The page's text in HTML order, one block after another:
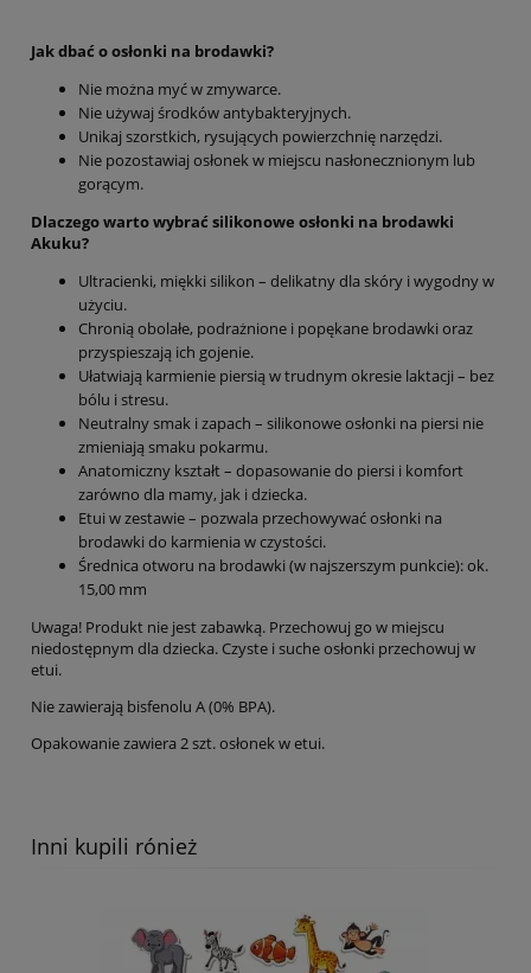
Jak dbać o osłonki na brodawki?
Nie można myć w zmywarce.
Nie używaj środków antybakteryjnych.
Unikaj szorstkich, rysujących powierzchnię narzędzi.
Nie pozostawiaj osłonek w miejscu nasłonecznionym lub
gorącym.
Dlaczego warto wybrać silikonowe osłonki na brodawki
Akuku?
Ultracienki, miękki silikon – delikatny dla skóry i wygodny w
użyciu.
Chronią obolałe, podrażnione i popękane brodawki oraz
przyspieszają ich gojenie.
Ułatwiają karmienie piersią w trudnym okresie laktacji – bez
bólu i stresu.
Neutralny smak i zapach – silikonowe osłonki na piersi nie
zmieniają smaku pokarmu.
Anatomiczny kształt – dopasowanie do piersi i komfort
zarówno dla mamy, jak i dziecka.
Etui w zestawie – pozwala przechowywać osłonki na
brodawki do karmienia w czystości.
Średnica otworu na brodawki (w najszerszym punkcie):​ ok.
15,00 mm​
Uwaga! Produkt nie jest zabawką. Przechowuj go w miejscu
niedostępnym dla dziecka. Czyste i suche osłonki przechowuj w
etui.
Nie zawierają bisfenolu A (0% BPA).
Opakowanie zawiera 2 szt. osłonek w etui.
Inni kupili rónież